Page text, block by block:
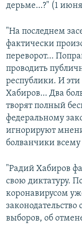
дерьме…?" (1
"На последнем
фактически
переворот…
проводить
республики. И
Хабиров… Два
творят полный
федеральному
игнорируют
болванчики
"Радий Хабиров
свою диктатуру.
коронавирусом
выборов, об